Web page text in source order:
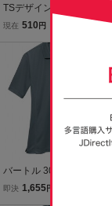
TSデザイン FLASH 半袖
ポロシャツ 男女兼用 吸汗
服 まとめ 2点セット サイ
ズ【3L】 ブラック
現在 510 円
バートル 305 半袖ポロシ
ャツ ドライメッシュ ステ
即決 1,655円